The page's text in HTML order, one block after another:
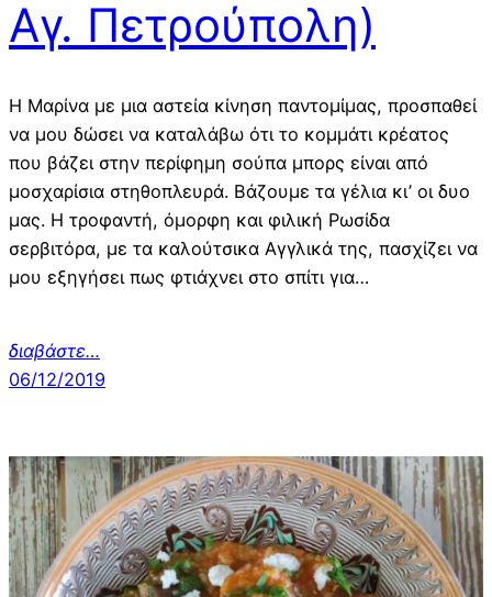
Αγ. Πετρούπολη)
Η Μαρίνα με μια αστεία κίνηση παντομίμας, προσπαθεί
να μου δώσει να καταλάβω ότι το κομμάτι κρέατος
που βάζει στην περίφημη σούπα μπορς είναι από
μοσχαρίσια στηθοπλευρά. Βάζουμε τα γέλια κι’ οι δυο
μας. Η τροφαντή, όμορφη και φιλική Ρωσίδα
σερβιτόρα, με τα καλούτσικα Αγγλικά της, πασχίζει να
μου εξηγήσει πως φτιάχνει στο σπίτι για…
διαβάστε…
06/12/2019